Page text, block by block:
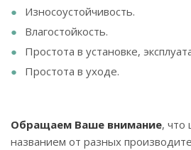
Износоустойчивость.
Влагостойкость.
Простота в установке,
Простота в уходе.
Обращаем Ваше внимание, что
названием от разных